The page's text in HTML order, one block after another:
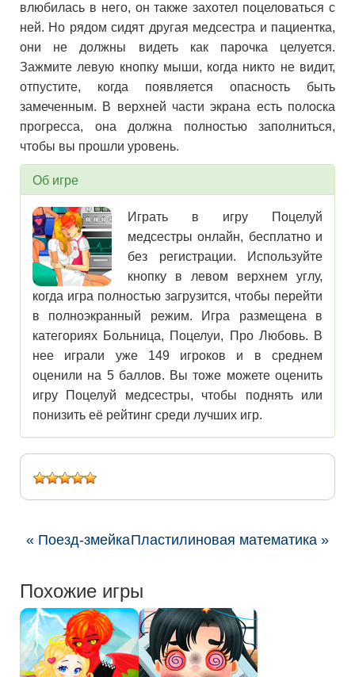
влюбилась в него, он также захотел поцеловаться с
ней. Но рядом сидят другая медсестра и пациентка,
они не должны видеть как парочка целуется.
Зажмите левую кнопку мыши, когда никто не видит,
отпустите, когда появляется опасность быть
замеченным. В верхней части экрана есть полоска
прогресса, она должна полностью заполниться,
чтобы вы прошли уровень.
Об игре
Играть в игру Поцелуй
медсестры онлайн, бесплатно и
без регистрации. Используйте
кнопку в левом верхнем углу,
когда игра полностью загрузится, чтобы перейти
в полноэкранный режим. Игра размещена в
категориях Больница, Поцелуи, Про Любовь. В
нее играли уже 149 игроков и в среднем
оценили на 5 баллов. Вы тоже можете оценить
игру Поцелуй медсестры, чтобы поднять или
понизить её рейтинг среди лучших игр.
« Поезд-змейкаПластилиновая математика »
Похожие игры